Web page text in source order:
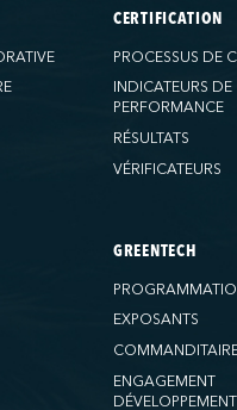
(New Orleans)
Cove)
CERTIFICATION
PROCESSUS DE
INDICATEURS DE
PERFORMANCE
RÉSULTATS
VÉRIFICATEURS
GREENTECH
EXPOSANTS
ENGAGEMENT